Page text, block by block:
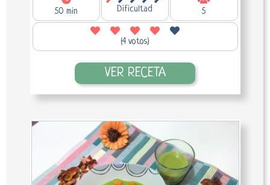
50 min Dificultad 5
(4 votos)
VER RECETA